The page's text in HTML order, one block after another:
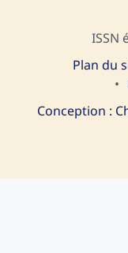
ISSN
Plan du
Conception :